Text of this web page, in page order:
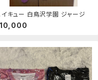
キュー 白鳥沢学園 ジャージ